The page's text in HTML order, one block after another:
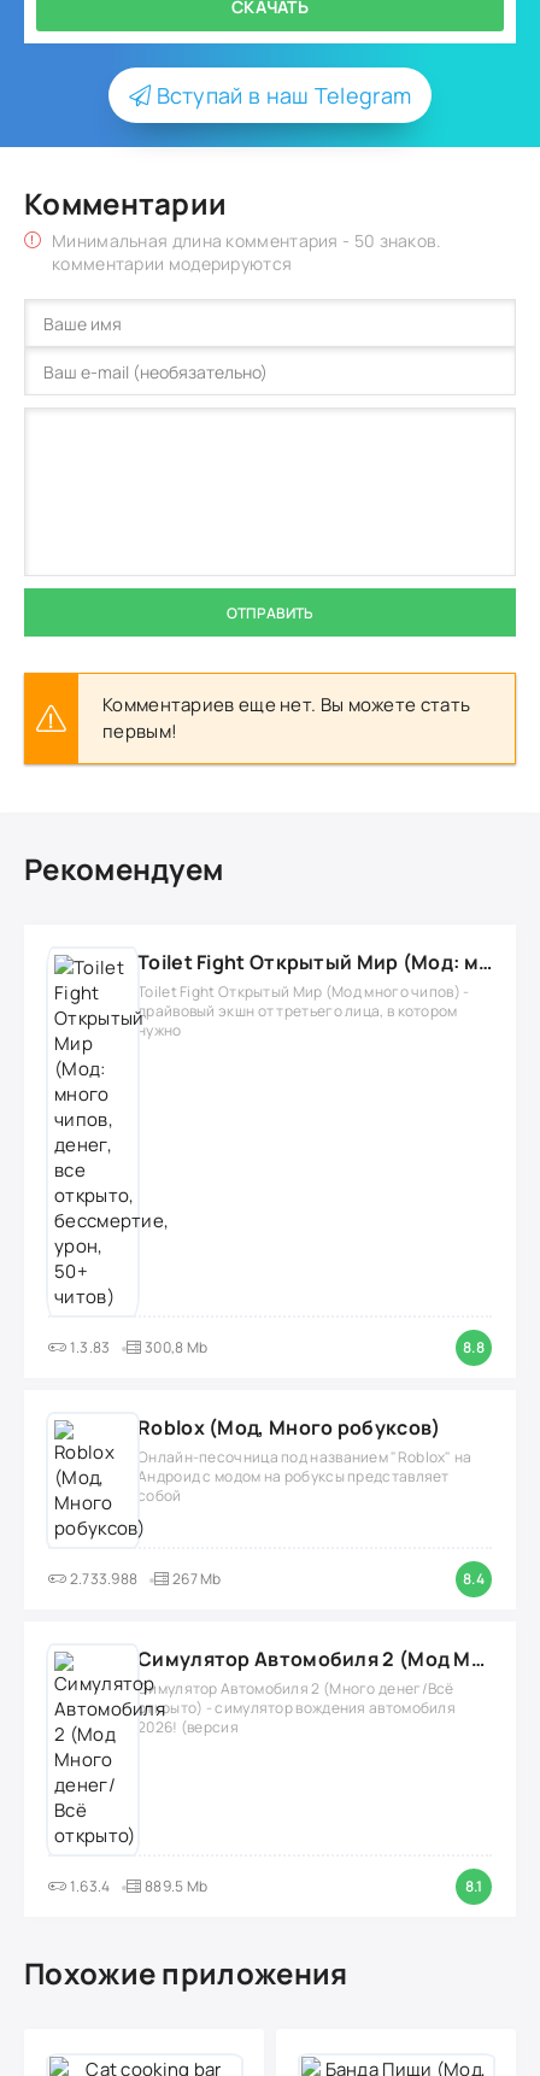
СКАЧАТЬ
Вступай в наш Telegram
Комментарии
Минимальная длина комментария - 50 знаков.
комментарии модерируются
ОТПРАВИТЬ
Комментариев еще нет. Вы можете стать
первым!
Рекомендуем
Toilet Fight Открытый Мир (Мод: много чипов, денег, все открыто, бессмертие, урон, 50+ читов)
Toilet Fight Открытый Мир (Мод много чипов) -
драйвовый экшн от третьего лица, в котором
нужно
1.3.83 300,8 Mb 8.8
Roblox (Мод, Много робуксов)
Онлайн-песочница под названием "Roblox" на
Андроид с модом на робуксы представляет
собой
2.733.988 267 Mb 8.4
Симулятор Автомобиля 2 (Мод Много денег/Всё открыто)
Симулятор Автомобиля 2 (Много денег/Всё
открыто) - симулятор вождения автомобиля
2026! (версия
1.63.4 889.5 Mb 8.1
Похожие приложения